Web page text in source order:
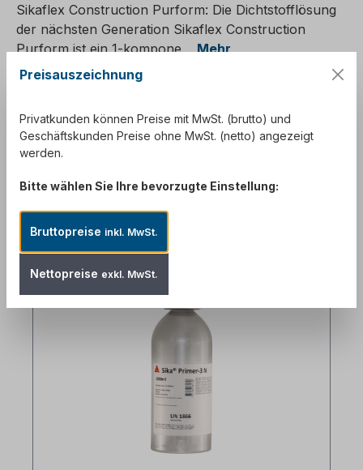
Sikaflex Construction Purform: Die Dichtstofflösung
der nächsten Generation Sikaflex Construction
Purform ist ein 1-kompone…Mehr
Downloads
2
Produktgalerie überspringen
Zubehör
Preisauszeichnung
Privatkunden können Preise mit MwSt. (brutto) und
Geschäftskunden Preise ohne MwSt. (netto) angezeigt
werden.
Bitte wählen Sie Ihre bevorzugte Einstellung:
Bruttopreise inkl. MwSt.
Nettopreise exkl. MwSt.